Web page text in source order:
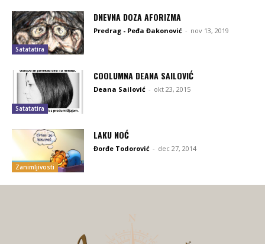
Satatatira
DNEVNA DOZA AFORIZMA
Predrag - Peđa Đakonović - nov 13, 2019
Satatatira
COOLUMNA DEANA SAILOVIĆ
Deana Sailović - okt 23, 2015
Zanimljivosti
LAKU NOĆ
Đorđe Todorović - dec 27, 2014